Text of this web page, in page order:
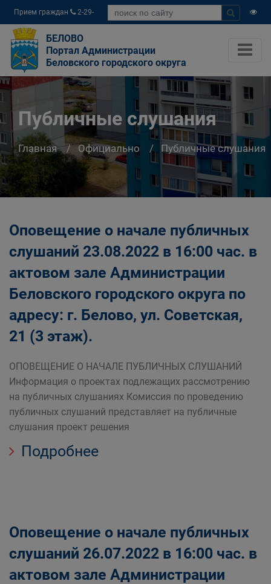
Прием граждан
2-29-
04
БЕЛОВО
Портал Администрации
Беловского городского округа
Публичные слушания
Главная Официально Публичные слушания
Оповещение о начале публичных
слушаний 23.08.2022 в 16:00 час. в
актовом зале Администрации
Беловского городского округа по
адресу: г. Белово, ул. Советская,
21 (3 этаж).
ОПОВЕЩЕНИЕ О НАЧАЛЕ ПУБЛИЧНЫХ СЛУШАНИЙ
Информация о проектах подлежащих рассмотрению
на публичных слушаниях Комиссия по проведению
публичных слушаний представляет на публичные
слушания проект решения
Подробнее
Оповещение о начале публичных
слушаний 26.07.2022 в 16:00 час. в
актовом зале Администрации